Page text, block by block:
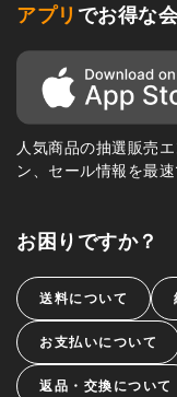
アプリ でお得な
人気商品の抽選販売
ン、セール情報を最
お困りですか？
送料について
お支払いについて
返品・交換について